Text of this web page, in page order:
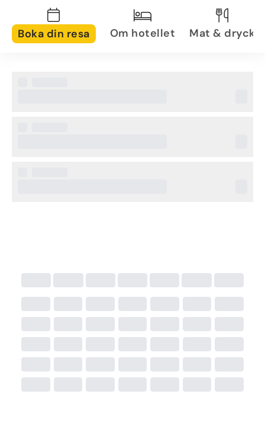
Boka din resa Om hotellet Mat & dryck